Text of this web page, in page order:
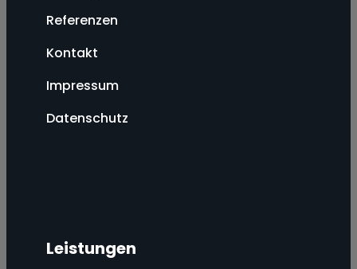
Referenzen
Kontakt
Impressum
Datenschutz
Leistungen